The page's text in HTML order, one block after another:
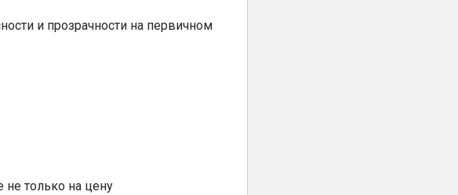
и прозрачности на первичном
только на цену